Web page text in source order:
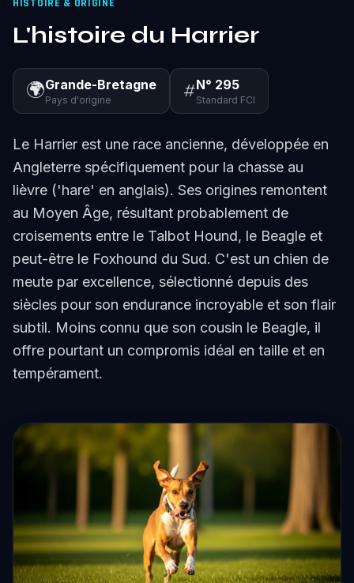
HISTOIRE & ORIGINE
L'histoire du Harrier
🌍Grande-Bretagne
Pays d'origine #N° 295
Standard FCI
Le Harrier est une race ancienne, développée en
Angleterre spécifiquement pour la chasse au
lièvre ('hare' en anglais). Ses origines remontent
au Moyen Âge, résultant probablement de
croisements entre le Talbot Hound, le Beagle et
peut-être le Foxhound du Sud. C'est un chien de
meute par excellence, sélectionné depuis des
siècles pour son endurance incroyable et son flair
subtil. Moins connu que son cousin le Beagle, il
offre pourtant un compromis idéal en taille et en
tempérament.